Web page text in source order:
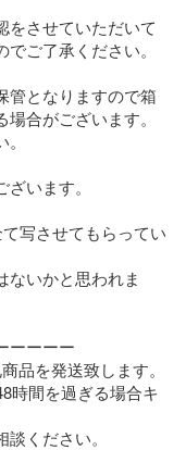
をさせていただいて
ご了承ください。
管となりますので箱
合がございます。
います。
写させてもらってい
ないかと思われま
ーーーー
品を発送致します。
時間を過ぎる場合キ
ください。